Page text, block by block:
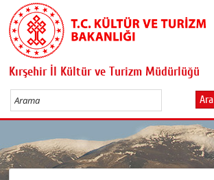
Kırşehir İl Kültür ve Turizm Müdürlüğü
Ara